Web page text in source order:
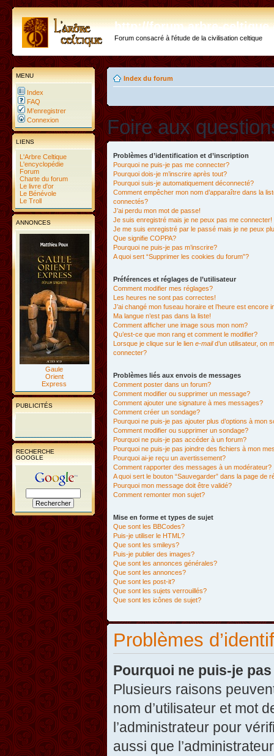
http://forum.arbre-
Forum consacré à l'étude de la civilisation celtique
MENU
Index
FAQ
M’enregistrer
Connexion
LIENS
L'Arbre Celtique
L'encyclopédie
Forum
Charte du forum
Le livre d'or
Le Bénévole
Le Troll
ANNONCES
Gaule
Orient
Express
PUBLICITÉS
RECHERCHE
GOOGLE
Index du forum
Foire aux
Problèmes d’identification et d’inscription
Pourquoi ne puis-je pas me connecter?
Pourquoi dois-je m’inscrire après tout?
Pourquoi suis-je automatiquement déconnecté?
Comment empêcher mon nom d’apparaître dans la
connectés?
J’ai perdu mon mot de passe!
Je suis enregistré mais je ne peux pas me connecter!
Je me suis enregistré par le passé mais je ne peux
Que signifie COPPA?
Pourquoi ne puis-je pas m’inscrire?
A quoi sert “Supprimer les cookies du forum”?
Préférences et réglages de l’utilisateur
Comment modifier mes réglages?
Les heures ne sont pas correctes!
J’ai changé mon fuseau horaire et l’heure est encore
Ma langue n’est pas dans la liste!
Comment afficher une image sous mon nom?
Qu’est-ce que mon rang et comment le modifier?
Lorsque je clique sur le lien e-maild’un utilisateur, on
connecter?
Problèmes liés aux envois de messages
Comment poster dans un forum?
Comment modifier ou supprimer un message?
Comment ajouter une signature à mes messages?
Comment créer un sondage?
Pourquoi ne puis-je pas ajouter plus d’options à mon
Comment modifier ou supprimer un sondage?
Pourquoi ne puis-je pas accéder à un forum?
Pourquoi ne puis-je pas joindre des fichiers à mon
Pourquoi ai-je reçu un avertissement?
Comment rapporter des messages à un modérateur?
A quoi sert le bouton “Sauvegarder” dans la page de
Pourquoi mon message doit être validé?
Comment remonter mon sujet?
Mise en forme et types de sujet
Que sont les BBCodes?
Puis-je utiliser le HTML?
Que sont les smileys?
Puis-je publier des images?
Que sont les annonces générales?
Que sont les annonces?
Que sont les post-it?
Que sont les sujets verrouillés?
Que sont les icônes de sujet?
Problèmes
Pourquoi ne puis-je
Plusieurs raisons
nom d’utilisateur et mot
l’administrateur pour
aussi que